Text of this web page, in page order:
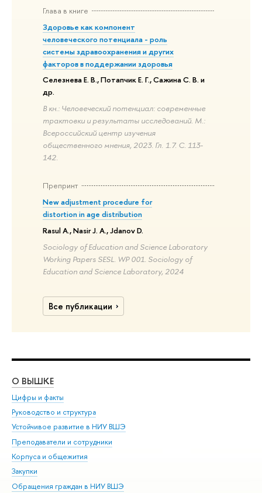
Глава в книге
Здоровье как компонент
человеческого потенциала - роль
системы здравоохранения и других
факторов в поддержании здоровья
Селезнева Е. В., Потапчик Е. Г., Сажина С. В. и
др.
В кн.: Человеческий потенциал: современные
трактовки и результаты исследований. М.:
Всероссийский центр изучения
общественного мнения, 2023. Гл. 1.7. С. 113-
142.
Препринт
New adjustment procedure for
distortion in age distribution
Rasul A., Nasir J. A., Jdanov D.
Sociology of Education and Science Laboratory
Working Papers SESL. WP 001. Sociology of
Education and Science Laboratory, 2024
Все публикации
О ВЫШКЕ
Цифры и факты
Руководство и структура
Устойчивое развитие в НИУ ВШЭ
Преподаватели и сотрудники
Корпуса и общежития
Закупки
Обращения граждан в НИУ ВШЭ